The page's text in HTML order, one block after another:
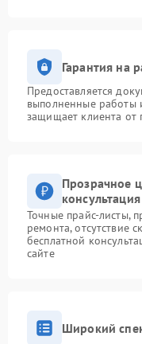
Гарантия на
Предоставляется
выполненные работы
защищает клиента от
Прозрачное
консультация
Точные прайс-листы,
ремонта, отсутствие
бесплатной
сайте
Широкий